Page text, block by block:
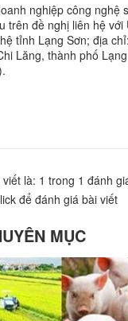
nghiệp công nghệ
trên đề nghị liên hệ với
tỉnh Lạng Sơn; địa
Lăng, thành phố
là: 1 trong 1 đánh
để đánh giá bài viết
MỤC